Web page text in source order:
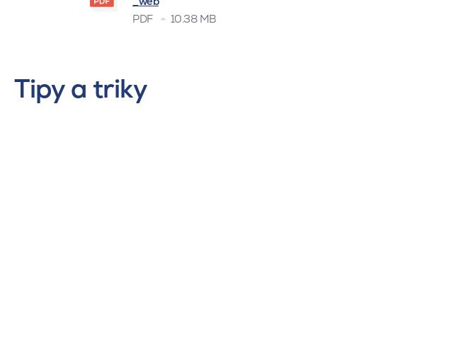
PDF
10.38 MB
Tipy a triky